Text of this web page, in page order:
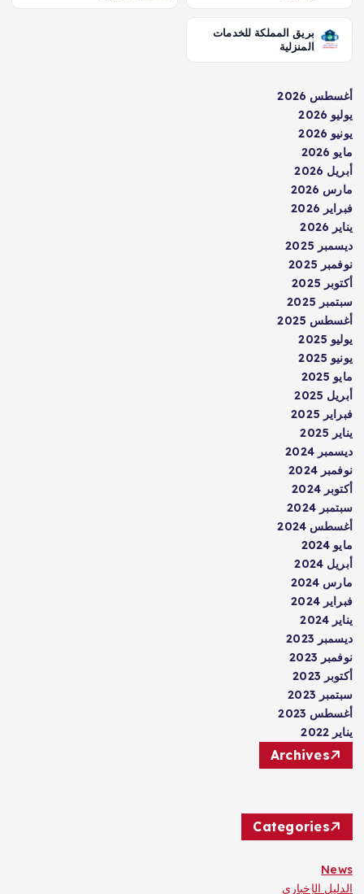
بريق المملكة للخدمات
المنزلية
أغسطس 2026
يوليو 2026
يونيو 2026
مايو 2026
أبريل 2026
مارس 2026
فبراير 2026
يناير 2026
ديسمبر 2025
نوفمبر 2025
أكتوبر 2025
سبتمبر 2025
أغسطس 2025
يوليو 2025
يونيو 2025
مايو 2025
أبريل 2025
فبراير 2025
يناير 2025
ديسمبر 2024
نوفمبر 2024
أكتوبر 2024
سبتمبر 2024
أغسطس 2024
مايو 2024
أبريل 2024
مارس 2024
فبراير 2024
يناير 2024
ديسمبر 2023
نوفمبر 2023
أكتوبر 2023
سبتمبر 2023
أغسطس 2023
يناير 2022
Archives
Categories
News
الدليل الإخباري